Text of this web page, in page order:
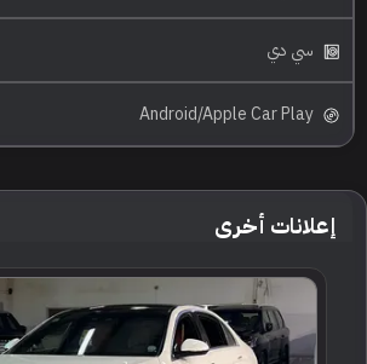
سي دي
Android/Apple Car Play
إعلانات أخرى